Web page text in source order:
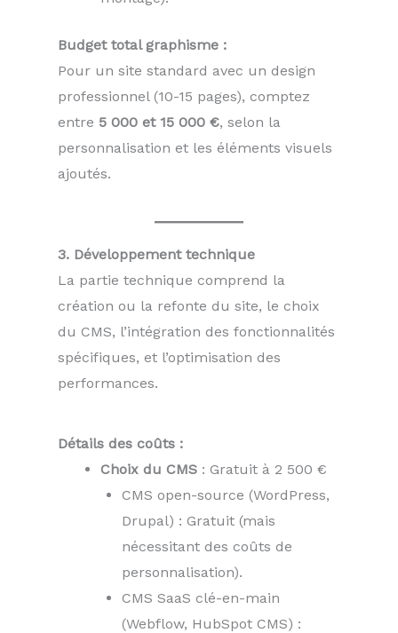
Budget total graphisme :
Pour un site standard avec un design
professionnel (10-15 pages), comptez
entre 5 000 et 15 000 €, selon la
personnalisation et les éléments visuels
ajoutés.
3. Développement technique
La partie technique comprend la
création ou la refonte du site, le choix
du CMS, l’intégration des fonctionnalités
spécifiques, et l’optimisation des
performances.
Détails des coûts :
Choix du CMS : Gratuit à 2 500 €
CMS open-source (WordPress,
Drupal) : Gratuit (mais
nécessitant des coûts de
personnalisation).
CMS SaaS clé-en-main
(Webflow, HubSpot CMS) :